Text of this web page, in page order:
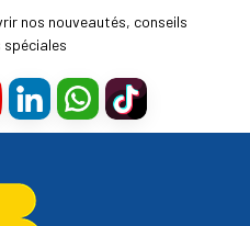
nos nouveautés, conseils